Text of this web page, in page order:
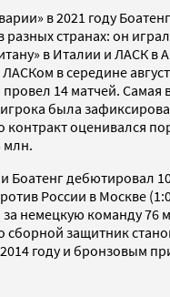
в 2021 году
разных странах: он
в Италии и ЛАСК в
ЛАСКом в середине
14 матчей. Самая
была
контракт оценивался
млн.
Боатенг дебютировал
России в Москве
немецкую команду 76
сборной защитник
году и бронзовым